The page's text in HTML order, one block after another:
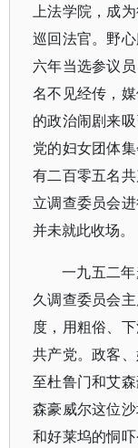
上法学院，成
巡回法官。野
六年当选参议
名不见经传，
的政治闹剧来
党的妇女团体
有二百零五名
立调查委员会
并未就此收场。
一九五二
久调查委员会
度，用粗俗、
共产党。政客
至杜鲁门和艾
森豪威尔这位
和好莱坞的恫